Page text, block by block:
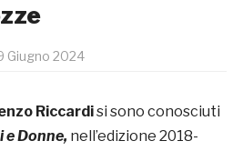
Giugno 2024
Riccardisi sono conosciuti
e Donne, nell’edizione 2018-